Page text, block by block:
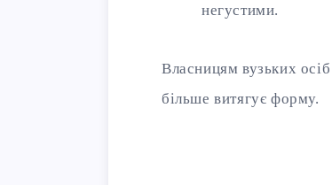
негустими.
Власницям вузьких
більше витягує форму.